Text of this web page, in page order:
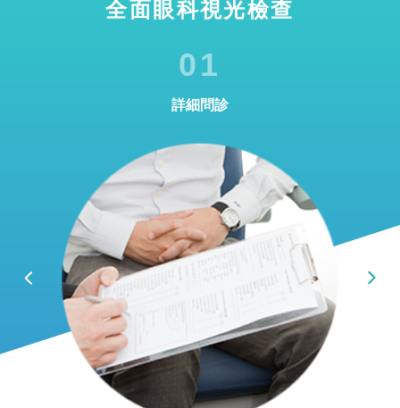
全面眼科視光檢查
01
詳細問診